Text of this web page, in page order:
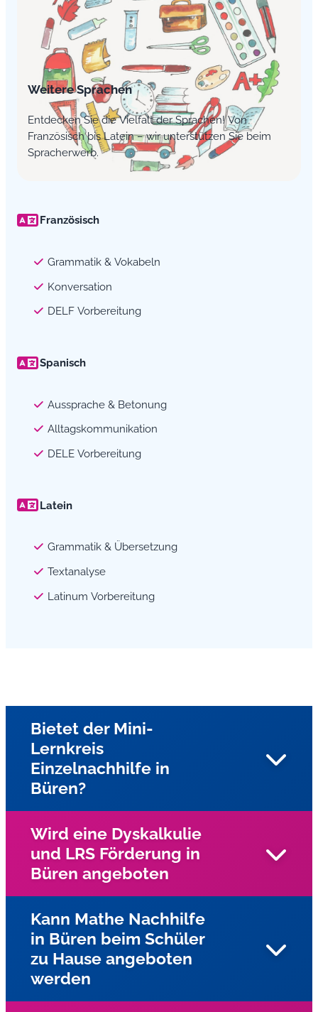
Weitere Sprachen
Entdecken Sie die Vielfalt der Sprachen! Von
Französisch bis Latein – wir unterstützen Sie beim
Spracherwerb.
Französisch
Grammatik & Vokabeln
Konversation
DELF Vorbereitung
Spanisch
Aussprache & Betonung
Alltagskommunikation
DELE Vorbereitung
Latein
Grammatik & Übersetzung
Textanalyse
Latinum Vorbereitung
Bietet der Mini-
Lernkreis
Einzelnachhilfe in
Büren?
Ja, unsere Nachhilfe in Büren und Umgebung bieten wir
Einzelnachhilfe beim Schüler zu Hause an
Wird eine Dyskalkulie
und LRS Förderung in
Büren angeboten
Ja, für Kinder und Jugendliche mit Lese-
Rechtschreibschwäche (LRS) und Dyskalkulie wird
Einzelunterricht in Büren mit speziellen
Kann Mathe Nachhilfe
in Büren beim Schüler
zu Hause angeboten
werden